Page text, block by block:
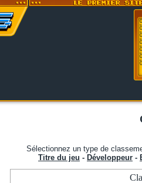
Sélectionnez un type de
Titre du jeu - Développeur -